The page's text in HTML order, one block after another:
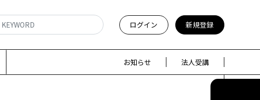
ログイン 新規登録
お知らせ 法人受講